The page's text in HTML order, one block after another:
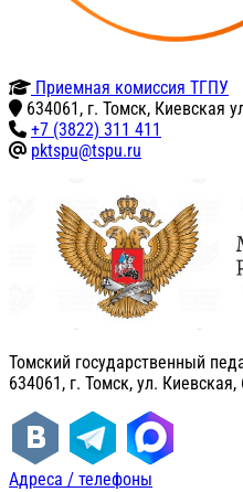
Приемная комиссия ТГПУ
634061, г. Томск, Киевская
+7 (3822) 311 411
pktspu@tspu.ru
Томский государственный
634061, г. Томск, ул. Киевская,
Адреса / телефоны